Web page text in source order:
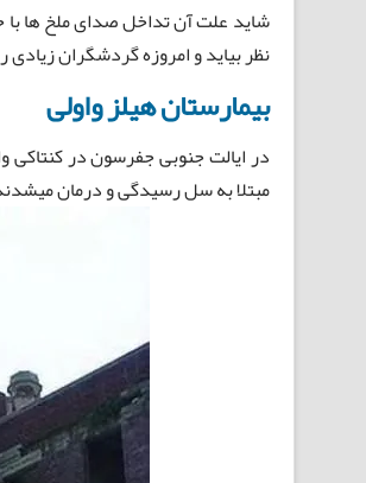
شاید علت آن تداخل صدای ملخ ها
نظر بیاید و امروزه گردشگران
بیمارستان هیلز واولی
در ایالت جنوبی جفرسون در کنتاکی
مبتلا به سل رسیدگی و درمان